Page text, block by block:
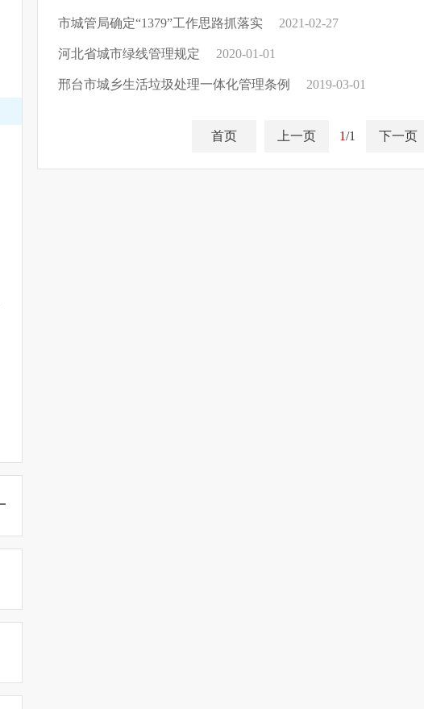
市城管局确定“1379”工作思路抓落实 2021-02-27
河北省城市绿线管理规定 2020-01-01
邢台市城乡生活垃圾处理一体化管理条例 2019-03-01
首页 上一页 1/1 下一页